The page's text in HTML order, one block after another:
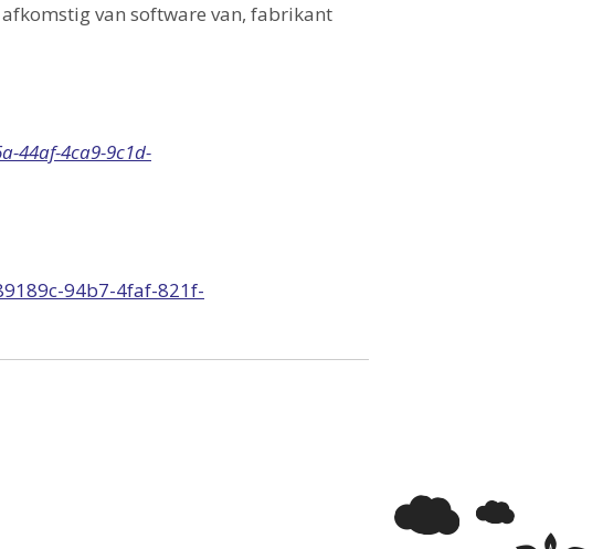
van software van, fabrikant
44af-4ca9-9c1d-
94b7-4faf-821f-